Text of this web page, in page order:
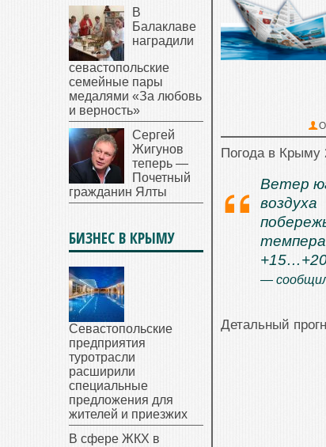
Погода в Крыму
Ветер
—
Детальный
В
Балаклаве
наградили
севастопольские
семейные пары
медалями «За любовь
и верность»
Сергей
Жигунов
теперь —
Почетный
гражданин Ялты
БИЗНЕС В КРЫМУ
Севастопольские
предприятия
туротрасли
расширили
специальные
предложения для
жителей и приезжих
В сфере ЖКХ в